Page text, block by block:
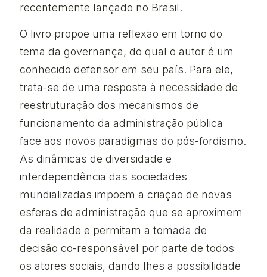
recentemente lançado no Brasil.
O livro propõe uma reflexão em torno do
tema da governança, do qual o autor é um
conhecido defensor em seu país. Para ele,
trata-se de uma resposta à necessidade de
reestruturação dos mecanismos de
funcionamento da administração pública
face aos novos paradigmas do pós-fordismo.
As dinâmicas de diversidade e
interdependência das sociedades
mundializadas impõem a criação de novas
esferas de administração que se aproximem
da realidade e permitam a tomada de
decisão co-responsável por parte de todos
os atores sociais, dando lhes a possibilidade